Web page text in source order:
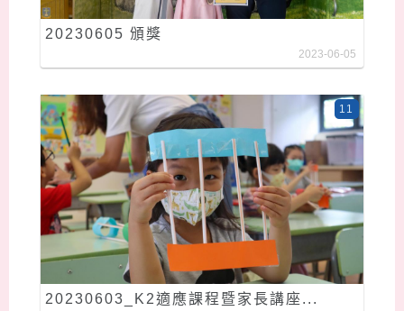
20230605 頒獎
2023-06-05
20230603_K2適應課程暨家長講座...
11